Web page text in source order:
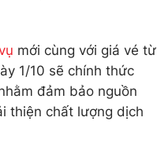
mới cùng với giá vé từ
1/10 sẽ chính thức
đảm bảo nguồn
thiện chất lượng dịch